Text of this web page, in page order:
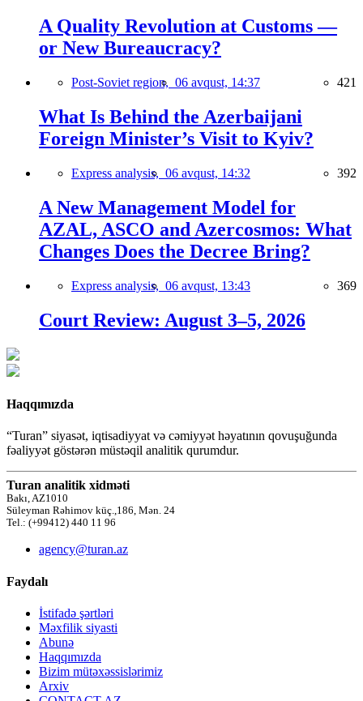
A Quality Revolution at Customs —
or New Bureaucracy?
Post-Soviet region, 06 avqust, 14:37 421
What Is Behind the Azerbaijani
Foreign Minister’s Visit to Kyiv?
Express analysis, 06 avqust, 14:32 392
A New Management Model for
AZAL, ASCO and Azercosmos: What
Changes Does the Decree Bring?
Express analysis, 06 avqust, 13:43 369
Court Review: August 3–5, 2026
Haqqımızda
“Turan” siyasət, iqtisadiyyat və cəmiyyət həyatının qovuşuğunda
fəaliyyət göstərən müstəqil analitik qurumdur.
Turan analitik xidməti
Bakı, AZ1010
Süleyman Rəhimov küç.,186, Mən. 24
Tel.: (+99412) 440 11 96
agency@turan.az
Faydalı
İstifadə şərtləri
Məxfilik siyasti
Abunə
Haqqımızda
Bizim mütəxəssislərimiz
Arxiv